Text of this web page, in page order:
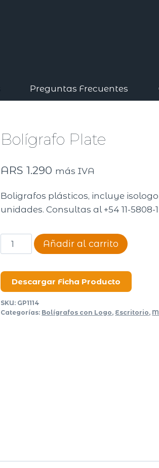
Preguntas Frecuentes
Bolígrafo Plate
ARS 1.290 más IVA
Boligrafos plásticos, incluye
unidades. Consultas al +54 11-5808-
Bolígrafo
Plate
Añadir al carrito
Descargar Ficha Producto
SKU: GP1114
Categorías: Bolígrafos con Logo, Escritorio,